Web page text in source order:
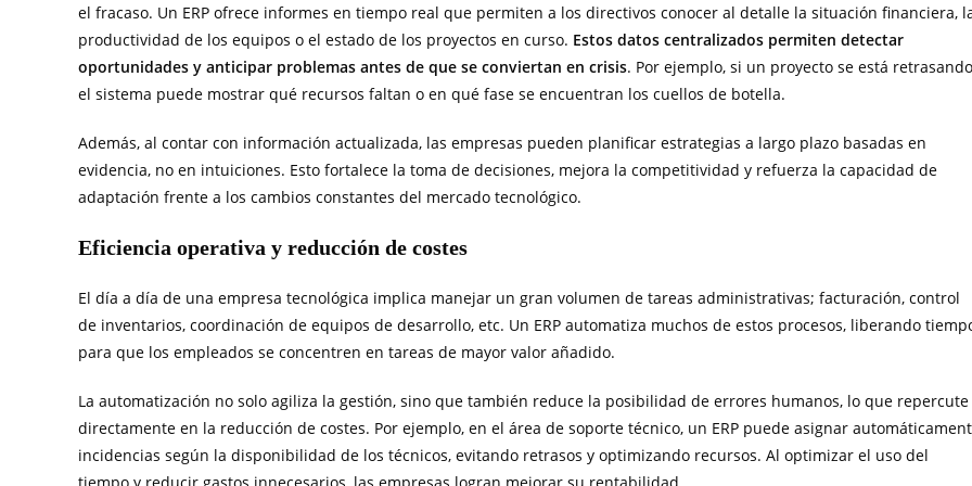
el fracaso. Un ERP ofrece informes en tiempo real que permiten a los directivos conocer al detalle la situación financiera,
productividad de los equipos o el estado de los proyectos en curso. Estos datos centralizados permiten detectar
oportunidades y anticipar problemas antes de que se conviertan en crisis. Por ejemplo, si un proyecto se está
el sistema puede mostrar qué recursos faltan o en qué fase se encuentran los cuellos de botella.
Además, al contar con información actualizada, las empresas pueden planificar estrategias a largo plazo basadas en
evidencia, no en intuiciones. Esto fortalece la toma de decisiones, mejora la competitividad y refuerza la capacidad de
adaptación frente a los cambios constantes del mercado tecnológico.
Eficiencia operativa y reducción de costes
El día a día de una empresa tecnológica implica manejar un gran volumen de tareas administrativas; facturación, control
de inventarios, coordinación de equipos de desarrollo, etc. Un ERP automatiza muchos de estos procesos, liberando
para que los empleados se concentren en tareas de mayor valor añadido.
La automatización no solo agiliza la gestión, sino que también reduce la posibilidad de errores humanos, lo que repercute
directamente en la reducción de costes. Por ejemplo, en el área de soporte técnico, un ERP puede asignar
incidencias según la disponibilidad de los técnicos, evitando retrasos y optimizando recursos. Al optimizar el uso del